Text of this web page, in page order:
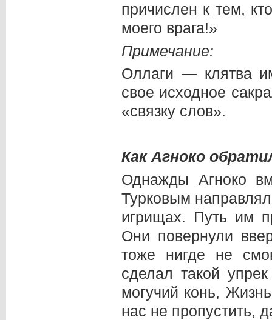
причислен к тем,
моего врага!»
Примечание:
Оллаги — клятва
свое исходное
«связку слов».
Как Агноко
Однажды Агноко
Турковым
игрищах. Путь им
Они повернули
тоже нигде не
сделал такой
могучий конь,
нас не пропустить,